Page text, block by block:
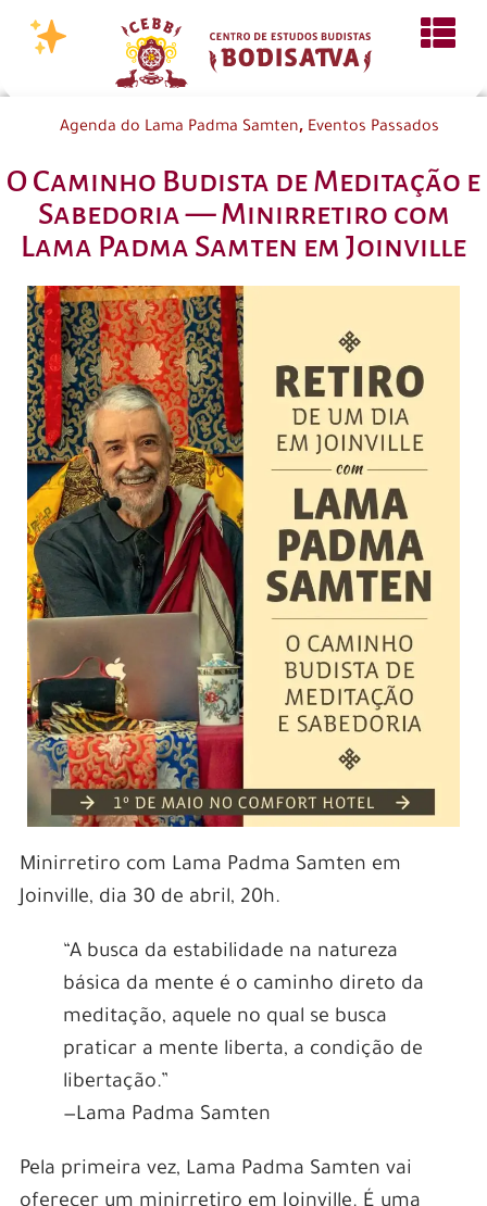
Agenda do Lama Padma Samten, Eventos Passados
O Caminho Budista de Meditação e
Sabedoria — Minirretiro com
Lama Padma Samten em Joinville
Minirretiro com Lama Padma Samten em
Joinville, dia 30 de abril, 20h.
“A busca da estabilidade na natureza
básica da mente é o caminho direto da
meditação, aquele no qual se busca
praticar a mente liberta, a condição de
libertação.”
—Lama Padma Samten
Pela primeira vez, Lama Padma Samten vai